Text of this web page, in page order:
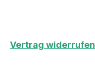
Vertrag widerrufen